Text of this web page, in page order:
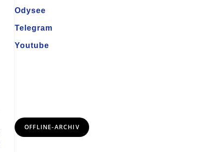
Odysee
Telegram
Youtube
OFFLINE-ARCHIV